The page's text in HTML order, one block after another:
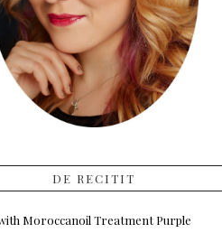
DE RECITIT
Moroccanoil Treatment Purple